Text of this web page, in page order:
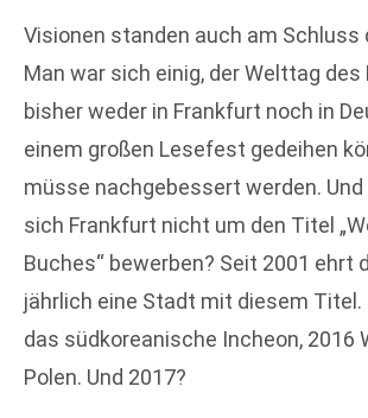
Visionen standen auch am Schluss
Man war sich einig, der Welttag
bisher weder in Frankfurt noch in
einem großen Lesefest gedeihen
müsse nachgebessert werden.
sich Frankfurt nicht um den Titel
Buches“ bewerben? Seit 2001 ehrt
jährlich eine Stadt mit diesem Titel.
das südkoreanische Incheon, 2016
Polen. Und 2017?